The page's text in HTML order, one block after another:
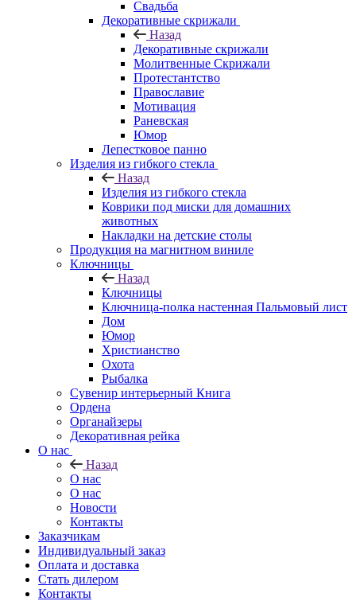
Свадьба
Декоративные скрижали
Назад
Декоративные скрижали
Молитвенные Скрижали
Протестантство
Православие
Мотивация
Раневская
Юмор
Лепестковое панно
Изделия из гибкого стекла
Назад
Изделия из гибкого стекла
Коврики под миски для домашних
животных
Накладки на детские столы
Продукция на магнитном виниле
Ключницы
Назад
Ключницы
Ключница-полка настенная Пальмовый лист
Дом
Юмор
Христианство
Охота
Рыбалка
Сувенир интерьерный Книга
Ордена
Органайзеры
Декоративная рейка
О нас
Назад
О нас
О нас
Новости
Контакты
Заказчикам
Индивидуальный заказ
Оплата и доставка
Стать дилером
Контакты